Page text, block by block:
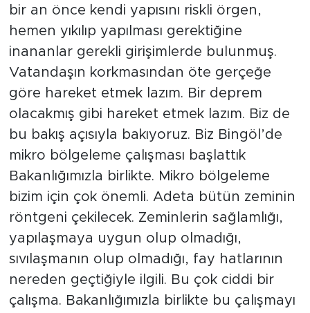
bir an önce kendi yapısını riskli örgen,
hemen yıkılıp yapılması gerektiğine
inananlar gerekli girişimlerde bulunmuş.
Vatandaşın korkmasından öte gerçeğe
göre hareket etmek lazım. Bir deprem
olacakmış gibi hareket etmek lazım. Biz de
bu bakış açısıyla bakıyoruz. Biz Bingöl’de
mikro bölgeleme çalışması başlattık
Bakanlığımızla birlikte. Mikro bölgeleme
bizim için çok önemli. Adeta bütün zeminin
röntgeni çekilecek. Zeminlerin sağlamlığı,
yapılaşmaya uygun olup olmadığı,
sıvılaşmanın olup olmadığı, fay hatlarının
nereden geçtiğiyle ilgili. Bu çok ciddi bir
çalışma. Bakanlığımızla birlikte bu çalışmayı